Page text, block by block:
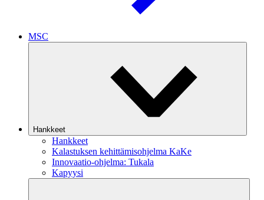
MSC
Hankkeet
Hankkeet
Kalastuksen kehittämisohjelma KaKe
Innovaatio-ohjelma: Tukala
Kapyysi